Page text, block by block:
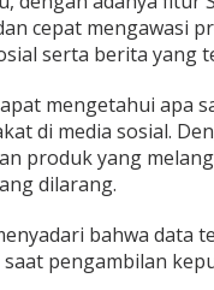
cepat mengawasi
serta berita yang
mengetahui apa
di media sosial.
produk yang
dilarang.
bahwa data
saat pengambilan